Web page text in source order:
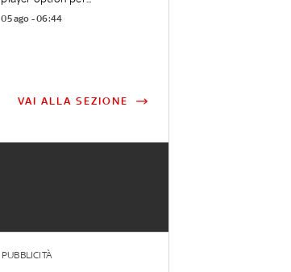
05 ago - 06:44
VAI ALLA SEZIONE
PUBBLICITÀ